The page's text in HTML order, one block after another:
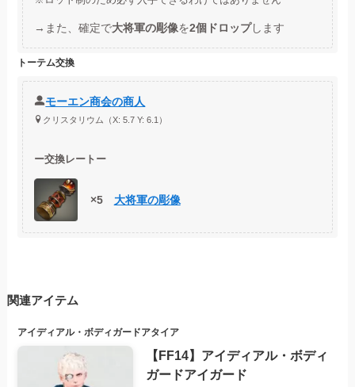
→また、確定で大将軍の彫像を2個ドロップします
トーテム交換
モーエン商会の商人
クリスタリウム（X: 5.7 Y: 6.1）
ー交換レートー
×5 大将軍の彫像
関連アイテム
アイディアル・ボディガードアタイア
【FF14】アイディアル・ボディ
ガードアイガード